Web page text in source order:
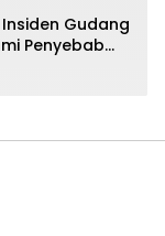
Gudang
Penyebab